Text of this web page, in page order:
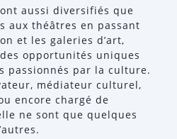
aussi diversifiés que
aux théâtres en passant
et les galeries d’art,
opportunités uniques
passionnés par la culture.
médiateur culturel,
encore chargé de
ne sont que quelques